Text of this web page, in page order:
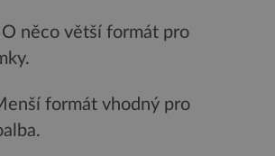
O něco větší formát pro
formát vhodný pro